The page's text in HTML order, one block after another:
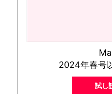
2024年春号
試し